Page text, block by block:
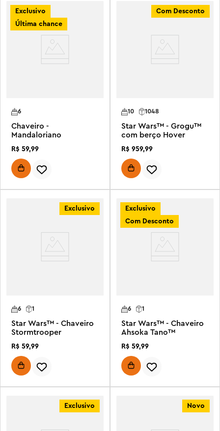
Exclusivo
Última chance
6
Chaveiro -
Mandaloriano
R$ 59,99
Com Desconto
10 1048
Star Wars™ - Grogu™
com berço Hover
R$ 959,99
Exclusivo
6 1
Star Wars™ - Chaveiro
Stormtrooper
R$ 59,99
Exclusivo
Com Desconto
6 1
Star Wars™ - Chaveiro
Ahsoka Tano™
R$ 59,99
Exclusivo Novo